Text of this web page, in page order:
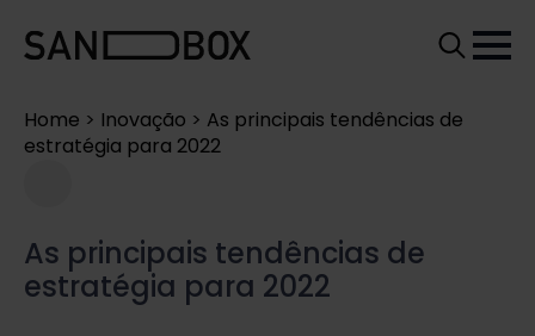
Home > Inovação > As principais tendências de
estratégia para 2022
As principais tendências de
estratégia para 2022